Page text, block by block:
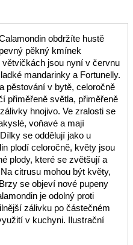
obdržíte hustě
pěkný kmínek
jsou nyní v červnu
mandarinky a Fortunelly.
pěstování v bytě, celoročně
přiměřeně světla, přiměřeně
hnojivo. Ve zralosti se
voňavé a mají
se oddělují jako u
plodí celoročně, květy jsou
plody, které se zvětšují a
citrusu mohou být květy,
se objeví nové pupeny
je odolný proti
zálivku po částečném
v kuchyni. Ilustrační